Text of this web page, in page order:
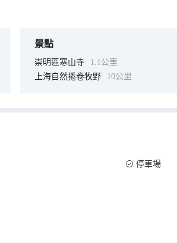
景點
崇明區寒山寺
1.1公里
上海自然捲卷牧野
10公里
停車場